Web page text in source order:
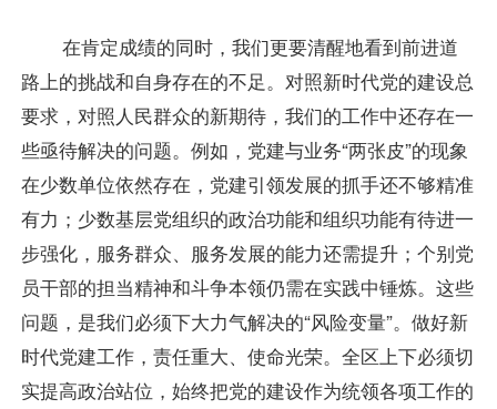
在肯定成绩的同时，我们更要清醒地看到前进道
路上的挑战和自身存在的不足。对照新时代党的建设总
要求，对照人民群众的新期待，我们的工作中还存在一
些亟待解决的问题。例如，党建与业务“两张皮”的现象
在少数单位依然存在，党建引领发展的抓手还不够精准
有力；少数基层党组织的政治功能和组织功能有待进一
步强化，服务群众、服务发展的能力还需提升；个别党
员干部的担当精神和斗争本领仍需在实践中锤炼。这些
问题，是我们必须下大力气解决的“风险变量”。做好新
时代党建工作，责任重大、使命光荣。全区上下必须切
实提高政治站位，始终把党的建设作为统领各项工作的